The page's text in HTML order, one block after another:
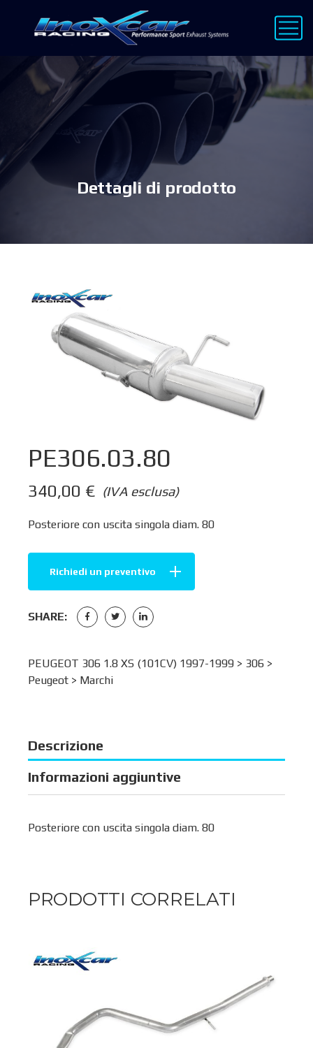
Dettagli di prodotto
PE306.03.80
(IVA esclusa)
340,00 €
Posteriore con uscita singola diam. 80
Richiedi un preventivo
SHARE:
PEUGEOT 306 1.8 XS (101CV) 1997-1999 > 306 >
Peugeot > Marchi
Descrizione
Informazioni aggiuntive
Posteriore con uscita singola diam. 80
PRODOTTI CORRELATI